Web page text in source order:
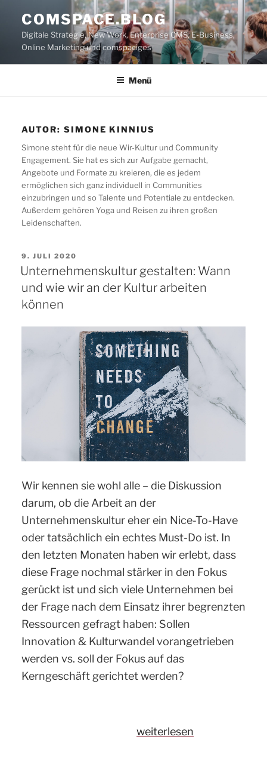
Inhalt
springen
COMSPACE.BLOG
Digitale Strategie, New Work, Enterprise CMS, E-Business,
Online Marketing und comspaciges
Menü
AUTOR: SIMONE KINNIUS
Simone steht für die neue Wir-Kultur und Community
Engagement. Sie hat es sich zur Aufgabe gemacht,
Angebote und Formate zu kreieren, die es jedem
ermöglichen sich ganz individuell in Communities
einzubringen und so Talente und Potentiale zu entdecken.
Außerdem gehören Yoga und Reisen zu ihren großen
Leidenschaften.
VERÖFFENTLICHT
AM
9. JULI 2020
Unternehmenskultur gestalten: Wann
und wie wir an der Kultur arbeiten
können
Wir kennen sie wohl alle – die Diskussion
darum, ob die Arbeit an der
Unternehmenskultur eher ein Nice-To-Have
oder tatsächlich ein echtes Must-Do ist. In
den letzten Monaten haben wir erlebt, dass
diese Frage nochmal stärker in den Fokus
gerückt ist und sich viele Unternehmen bei
der Frage nach dem Einsatz ihrer begrenzten
Ressourcen gefragt haben: Sollen
Innovation & Kulturwandel vorangetrieben
werden vs. soll der Fokus auf das
Kerngeschäft gerichtet werden?
„Unternehmenskultur
weiterlesen